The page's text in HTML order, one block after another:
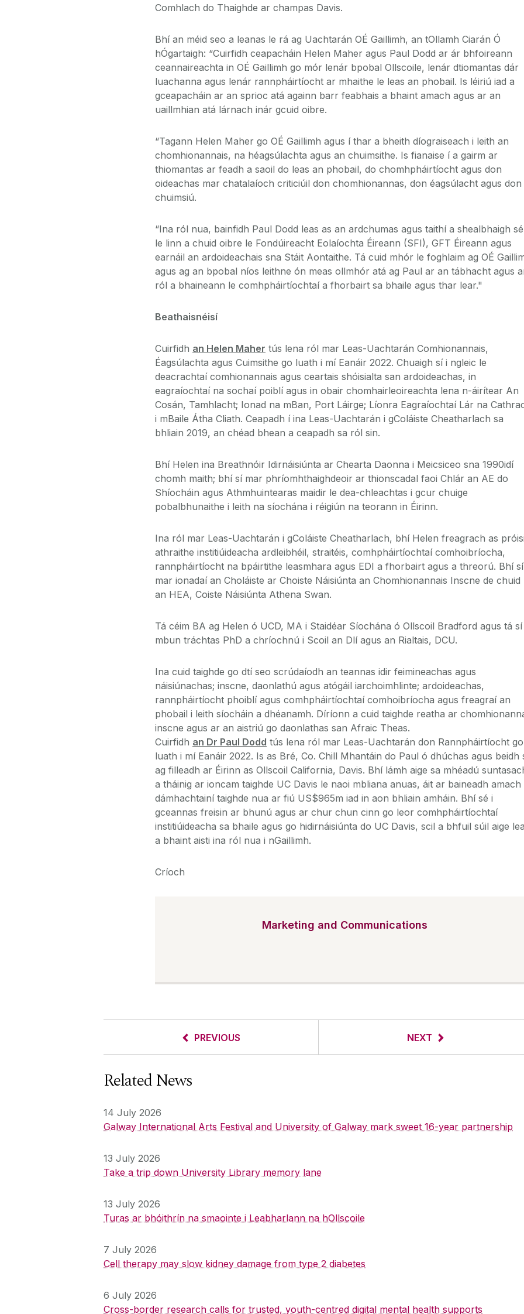
Comhlach do Thaighde ar champas Davis.
Bhí an méid seo a leanas le rá ag Uachtarán OÉ Gaillimh, an tOllamh Ciarán Ó
hÓgartaigh: “Cuirfidh ceapacháin Helen Maher agus Paul Dodd ar ár bhfoireann
ceannaireachta in OÉ Gaillimh go mór lenár bpobal Ollscoile, lenár dtiomantas dár
luachanna agus lenár rannpháirtíocht ar mhaithe le leas an phobail. Is léiriú iad a
gceapacháin ar an sprioc atá againn barr feabhais a bhaint amach agus ar an
uaillmhian atá lárnach inár gcuid oibre.
“Tagann Helen Maher go OÉ Gaillimh agus í thar a bheith díograiseach i leith an
chomhionannais, na héagsúlachta agus an chuimsithe. Is fianaise í a gairm ar
thiomantas ar feadh a saoil do leas an phobail, do chomhpháirtíocht agus don
oideachas mar chatalaíoch criticiúil don chomhionannas, don éagsúlacht agus don
chuimsiú.
“Ina ról nua, bainfidh Paul Dodd leas as an ardchumas agus taithí a shealbhaigh sé
le linn a chuid oibre le Fondúireacht Eolaíochta Éireann (SFI), GFT Éireann agus
earnáil an ardoideachais sna Stáit Aontaithe. Tá cuid mhór le foghlaim ag OÉ
agus ag an bpobal níos leithne ón meas ollmhór atá ag Paul ar an tábhacht agus
ról a bhaineann le comhpháirtíochtaí a fhorbairt sa bhaile agus thar lear."
Beathaisnéisí
Cuirfidh an Helen Maher tús lena ról mar Leas-Uachtarán Comhionannais,
Éagsúlachta agus Cuimsithe go luath i mí Eanáir 2022. Chuaigh sí i ngleic le
deacrachtaí comhionannais agus ceartais shóisialta san ardoideachas, in
eagraíochtaí na sochaí poiblí agus in obair chomhairleoireachta lena n-áirítear An
Cosán, Tamhlacht; Ionad na mBan, Port Láirge; Líonra Eagraíochtaí Lár na
i mBaile Átha Cliath. Ceapadh í ina Leas-Uachtarán i gColáiste Cheatharlach sa
bhliain 2019, an chéad bhean a ceapadh sa ról sin.
Bhí Helen ina Breathnóir Idirnáisiúnta ar Chearta Daonna i Meicsiceo sna 1990idí
chomh maith; bhí sí mar phríomhthaighdeoir ar thionscadal faoi Chlár an AE do
Shíocháin agus Athmhuintearas maidir le dea-chleachtas i gcur chuige
pobalbhunaithe i leith na síochána i réigiún na teorann in Éirinn.
Ina ról mar Leas-Uachtarán i gColáiste Cheatharlach, bhí Helen freagrach as
athraithe institiúideacha ardleibhéil, straitéis, comhpháirtíochtaí comhoibríocha,
rannpháirtíocht na bpáirtithe leasmhara agus EDI a fhorbairt agus a threorú. Bhí sí
mar ionadaí an Choláiste ar Choiste Náisiúnta an Chomhionannais Inscne de chuid
an HEA, Coiste Náisiúnta Athena Swan.
Tá céim BA ag Helen ó UCD, MA i Staidéar Síochána ó Ollscoil Bradford agus tá sí
mbun tráchtas PhD a chríochnú i Scoil an Dlí agus an Rialtais, DCU.
Ina cuid taighde go dtí seo scrúdaíodh an teannas idir feimineachas agus
náisiúnachas; inscne, daonlathú agus atógáil iarchoimhlinte; ardoideachas,
rannpháirtíocht phoiblí agus comhpháirtíochtaí comhoibríocha agus freagraí an
phobail i leith síocháin a dhéanamh. Díríonn a cuid taighde reatha ar
inscne agus ar an aistriú go daonlathas san Afraic Theas.
Cuirfidh an Dr Paul Dodd tús lena ról mar Leas-Uachtarán don Rannpháirtíocht go
luath i mí Eanáir 2022. Is as Bré, Co. Chill Mhantáin do Paul ó dhúchas agus beidh
ag filleadh ar Éirinn as Ollscoil California, Davis. Bhí lámh aige sa mhéadú
a tháinig ar ioncam taighde UC Davis le naoi mbliana anuas, áit ar baineadh amach
dámhachtainí taighde nua ar fiú US$965m iad in aon bhliain amháin. Bhí sé i
gceannas freisin ar bhunú agus ar chur chun cinn go leor comhpháirtíochtaí
institiúideacha sa bhaile agus go hidirnáisiúnta do UC Davis, scil a bhfuil súil aige
a bhaint aisti ina ról nua i nGaillimh.
Críoch
Marketing and Communications
PREVIOUS NEXT
Related News
14 July 2026
Galway International Arts Festival and University of Galway mark sweet 16-year partnership
13 July 2026
Take a trip down University Library memory lane
13 July 2026
Turas ar bhóithrín na smaointe i Leabharlann na hOllscoile
7 July 2026
Cell therapy may slow kidney damage from type 2 diabetes
6 July 2026
Cross-border research calls for trusted, youth-centred digital mental health supports